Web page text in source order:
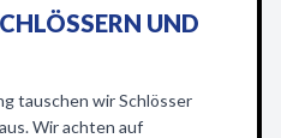
UND
tauschen wir Schlösser
Wir achten auf